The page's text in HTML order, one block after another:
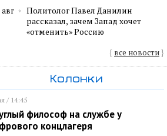
авг
Политолог Павел Данилин
рассказал, зачем Запад хочет
«отменить» Россию
{ все новости}
Колонки
/ 14:45
философ на службе у
концлагеря